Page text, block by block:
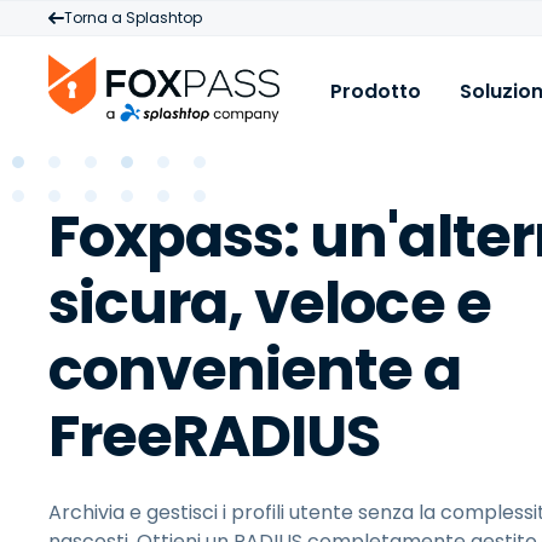
Torna a Splashtop
Prodotto
Cloud RADIUS
Cloud LDAP
Licenze & Prezzi
Foxpass:
sicura, veloce e
conveniente a
FreeRADIUS
Archivia e gestisci i profili utente senza la